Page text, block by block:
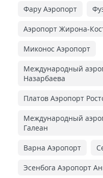
Фару Аэропорт
Аэропорт Жирона-
Миконос Аэропорт
Международный
Назарбаева
Платов Аэропорт
Международный
Галеан
Варна Аэропорт
Эсенбога Аэропорт